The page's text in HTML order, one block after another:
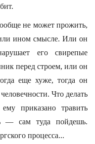
не может прожить,
ином смысле. Или он
его свирепые
перед строем, или он
еще хуже, тогда он
Что делать
приказано травить
— сам туда пойдешь.
процесса...